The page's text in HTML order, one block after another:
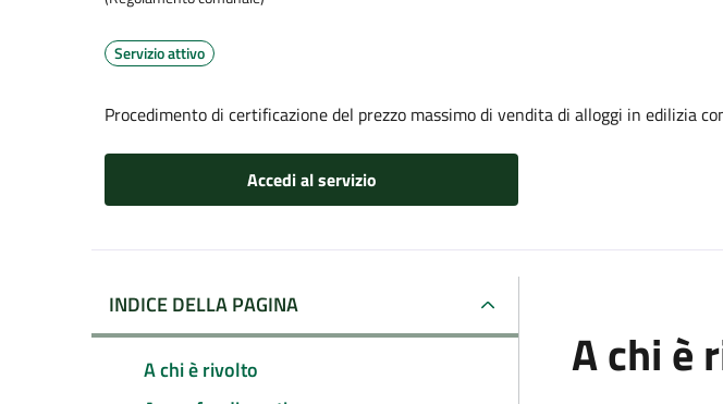
Servizio attivo
Procedimento di certificazione del prezzo massimo di vendita di alloggi in edilizia
Accedi al servizio
INDICE DELLA PAGINA
A chi è rivolto
A chi è